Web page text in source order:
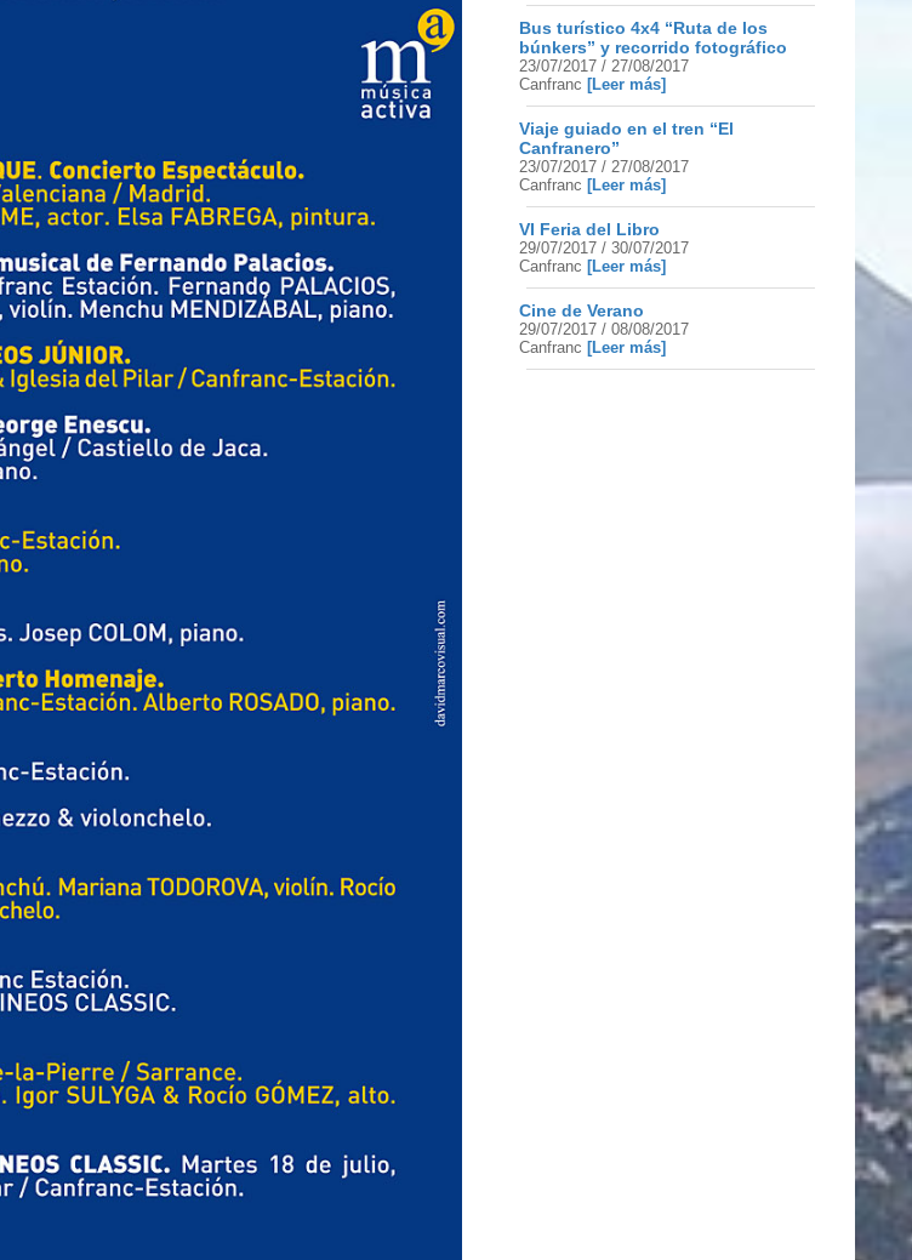
Bus turístico 4x4 “Ruta de los
búnkers” y recorrido fotográfico
23/07/2017 / 27/08/2017
Canfranc [Leer más]
Viaje guiado en el tren “El
Canfranero”
23/07/2017 / 27/08/2017
Canfranc [Leer más]
VI Feria del Libro
29/07/2017 / 30/07/2017
Canfranc [Leer más]
Cine de Verano
29/07/2017 / 08/08/2017
Canfranc [Leer más]